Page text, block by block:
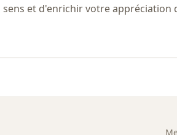
et d'enrichir votre appréciation